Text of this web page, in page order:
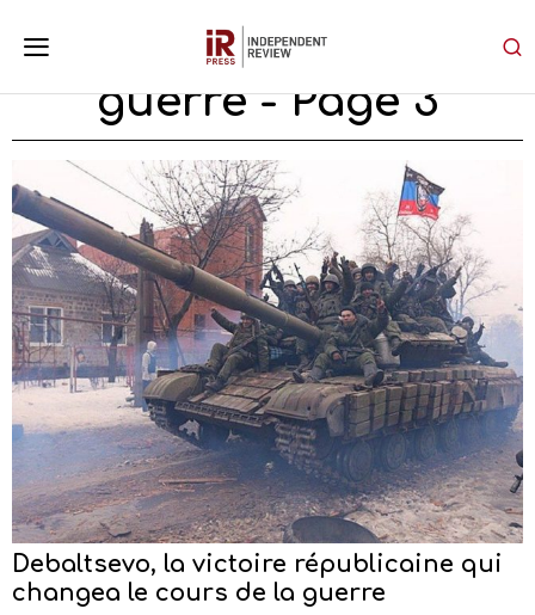
guerre- Page 3
Debaltsevo, la victoire républicaine qui
changea le cours de la guerre